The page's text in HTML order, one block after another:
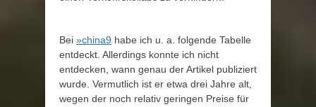
Bei »china9 habe ich u. a. folgende Tabelle
entdeckt. Allerdings konnte ich nicht
entdecken, wann genau der Artikel publiziert
wurde. Vermutlich ist er etwa drei Jahre alt,
wegen der noch relativ geringen Preise für